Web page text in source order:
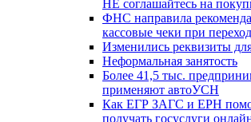
НЕ соглашайтесь на
ФНС направила
кассовые чеки при
Изменились реквизиты
Неформальная занятость
Более 41,5 тыс.
применяют автоУСН
Как ЕГР ЗАГС и ЕРН
получать госуслуги